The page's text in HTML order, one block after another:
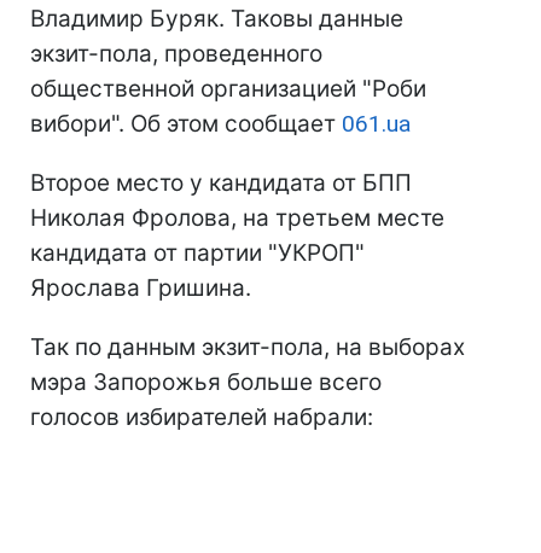
Владимир Буряк. Таковы данные
экзит-пола, проведенного
общественной организацией "Роби
вибори". Об этом сообщает 061.ua
Второе место у кандидата от БПП
Николая Фролова, на третьем месте
кандидата от партии "УКРОП"
Ярослава Гришина.
Так по данным экзит-пола, на выборах
мэра Запорожья больше всего
голосов избирателей набрали: